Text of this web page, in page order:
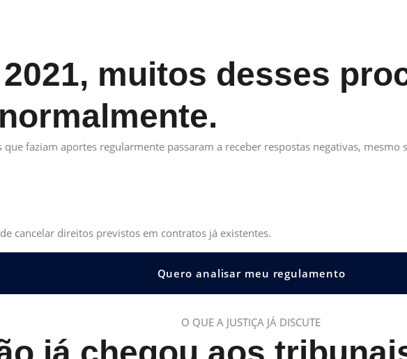
muitos desses
que faziam aportes regularmente passaram a receber respostas negativas,
cancelar direitos previstos em contratos já existentes.
Quero analisar meu regulamento
O QUE A JUSTIÇA JÁ DISCUTE